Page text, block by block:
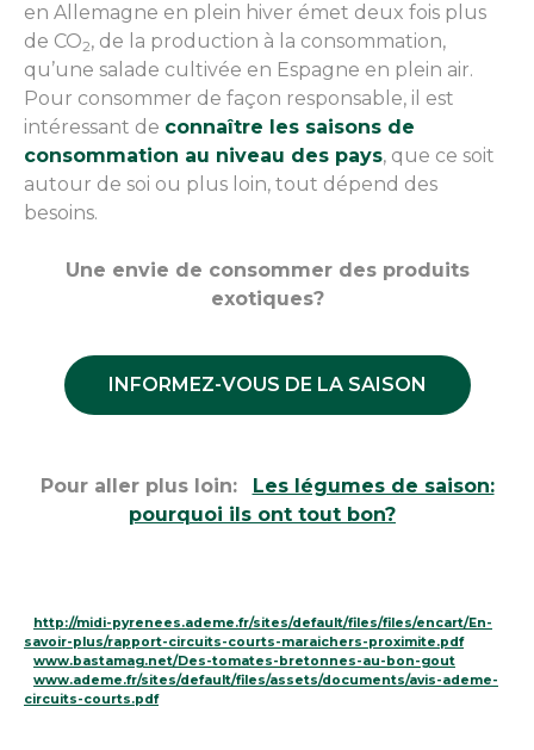
en Allemagne en plein hiver émet deux fois plus
de CO2, de la production à la consommation,
qu’une salade cultivée en Espagne en plein air.
Pour consommer de façon responsable, il est
intéressant de connaître les saisons de
consommation au niveau des pays, que ce soit
autour de soi ou plus loin, tout dépend des
besoins.
Une envie de consommer des produits
exotiques?
INFORMEZ-VOUS DE LA SAISON
Pour aller plus loin:
Les légumes de saison:
pourquoi ils ont tout bon?
http://midi-pyrenees.ademe.fr/sites/default/files/files/encart/En-
savoir-plus/rapport-circuits-courts-maraichers-proximite.pdf
www.bastamag.net/Des-tomates-bretonnes-au-bon-gout
www.ademe.fr/sites/default/files/assets/documents/avis-ademe-
circuits-courts.pdf